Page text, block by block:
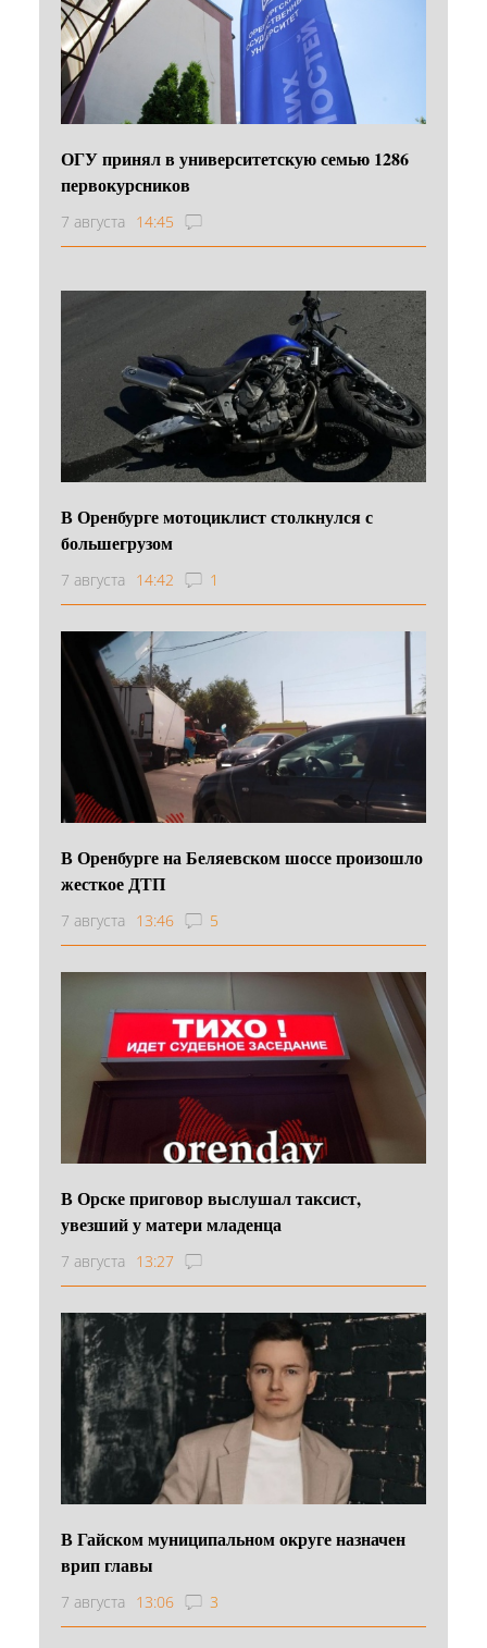
ОГУ принял в университетскую семью 1286
первокурсников
7 августа 14:45
В Оренбурге мотоциклист столкнулся с
большегрузом
7 августа 14:42 1
В Оренбурге на Беляевском шоссе произошло
жесткое ДТП
7 августа 13:46 5
В Орске приговор выслушал таксист,
увезший у матери младенца
7 августа 13:27
В Гайском муниципальном округе назначен
врип главы
7 августа 13:06 3